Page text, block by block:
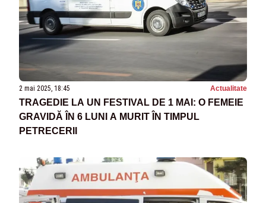
2 mai 2025, 18:45 Actualitate
TRAGEDIE LA UN FESTIVAL DE 1 MAI: O FEMEIE
GRAVIDĂ ÎN 6 LUNI A MURIT ÎN TIMPUL
PETRECERII